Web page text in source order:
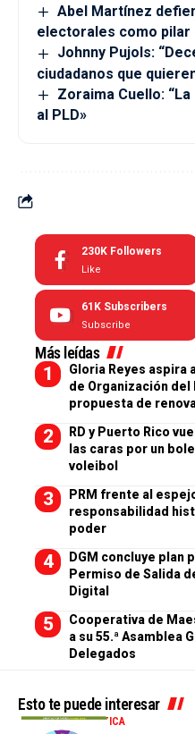
Abel Martínez
electorales como pilar
Johnny Pujols:
ciudadanos que
Zoraima Cuello:
al PLD»
230K Followers
Like
61K Subscribers
Subscribe
Más leídas
Gloria Reyes aspira
de Organización del
propuesta de
RD y Puerto Rico
las caras por un
voleibol
PRM frente al
responsabilidad
poder
DGM concluye plan
Permiso de Salida
Digital
Cooperativa de
a su 55.ª Asamblea
Delegados
Esto te puede interesar
NACIONALESPOLÍTICA